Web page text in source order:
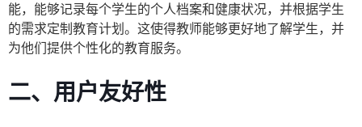
能，能够记录每个学生的个人档案和健康状况，并根据学生
的需求定制教育计划。这使得教师能够更好地了解学生，并
为他们提供个性化的教育服务。
二、用户友好性